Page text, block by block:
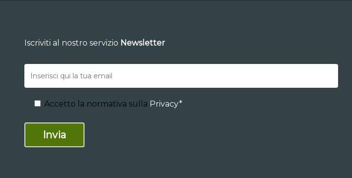
Iscriviti al nostro servizio Newsletter
Accetto la normativa sulla Privacy*